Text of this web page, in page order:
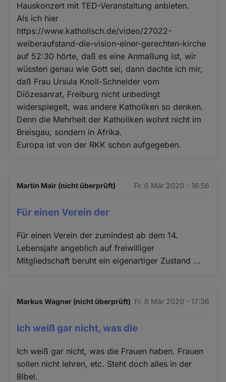
Hauskonzert mit TED-Veranstaltung anbieten.
Als ich hier
https://www.katholisch.de/video/27022-
weiberaufstand-die-vision-einer-gerechten-kirche
auf 52:30 hörte, daß es eine Anmaßung ist, wir
wüssten genau wie Gott sei, dann dachte ich mir,
daß Frau Ursula Knoll-Schneider vom
Diözesanrat, Freiburg nicht unbedingt
widerspiegelt, was andere Katholiken so denken.
Denn die Mehrheit der Katholiken wohnt nicht im
Breisgau, sondern in Afrika.
Europa ist von der RKK schon aufgegeben.
Martin Mair (nicht überprüft) Fr. 6 Mär 2020 - 16:56
Für einen Verein der
Für einen Verein der zumindest ab dem 14.
Lebensjahr angeblich auf freiwilliger
Mitgliedschaft beruht ein eigenartiger Zustand ...
Markus Wagner (nicht überprüft) Fr. 6 Mär 2020 - 17:36
Ich weiß gar nicht, was die
Ich weiß gar nicht, was die Frauen haben. Frauen
sollen nicht lehren, etc. Steht doch alles in der
Bibel.